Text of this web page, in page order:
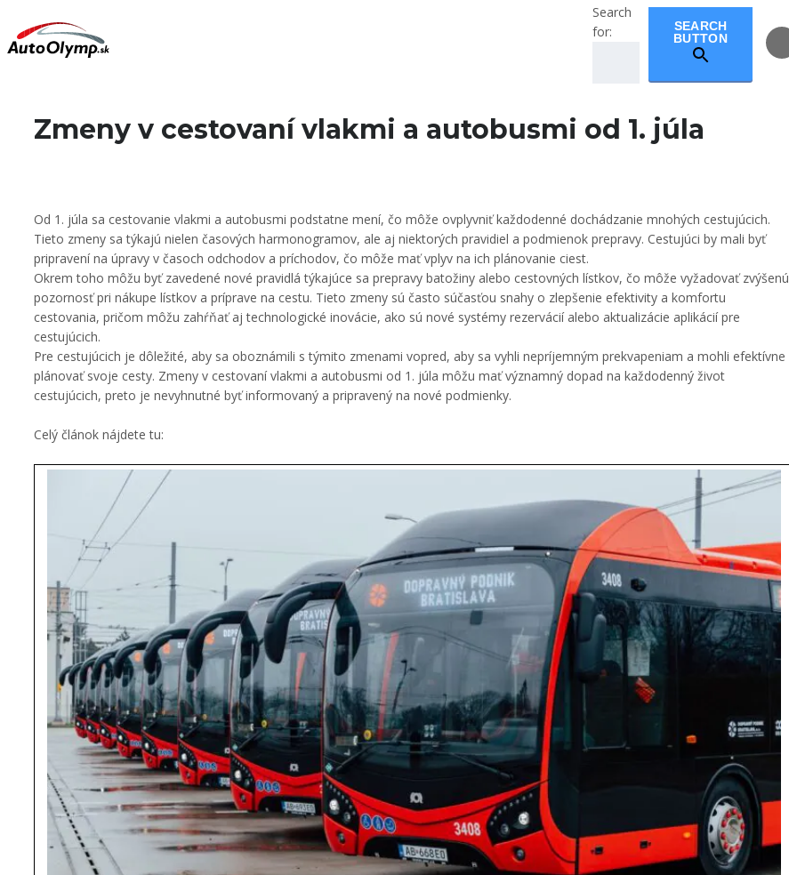
Search
for:
SEARCH
BUTTON
Zmeny v cestovaní vlakmi a autobusmi od 1. júla
Od 1. júla sa cestovanie vlakmi a autobusmi podstatne mení, čo môže ovplyvniť každodenné dochádzanie mnohých cestujúcich.
Tieto zmeny sa týkajú nielen časových harmonogramov, ale aj niektorých pravidiel a podmienok prepravy. Cestujúci by mali byť
pripravení na úpravy v časoch odchodov a príchodov, čo môže mať vplyv na ich plánovanie ciest.
Okrem toho môžu byť zavedené nové pravidlá týkajúce sa prepravy batožiny alebo cestovných lístkov, čo môže vyžadovať zvýšenú
pozornosť pri nákupe lístkov a príprave na cestu. Tieto zmeny sú často súčasťou snahy o zlepšenie efektivity a komfortu
cestovania, pričom môžu zahŕňať aj technologické inovácie, ako sú nové systémy rezervácií alebo aktualizácie aplikácií pre
cestujúcich.
Pre cestujúcich je dôležité, aby sa oboznámili s týmito zmenami vopred, aby sa vyhli nepríjemným prekvapeniam a mohli efektívne
plánovať svoje cesty. Zmeny v cestovaní vlakmi a autobusmi od 1. júla môžu mať významný dopad na každodenný život
cestujúcich, preto je nevyhnutné byť informovaný a pripravený na nové podmienky.
Celý článok nájdete tu: